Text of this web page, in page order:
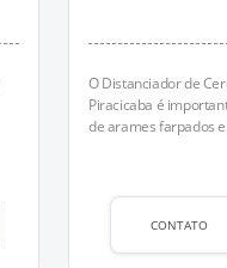
O Distanciador de
Piracicaba é
de arames farpados
CONTATO